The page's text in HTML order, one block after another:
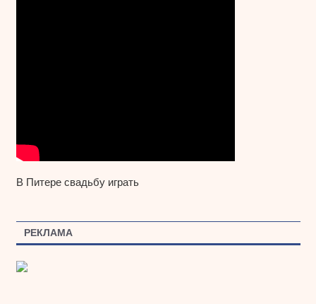
В Питере свадьбу играть
РЕКЛАМА